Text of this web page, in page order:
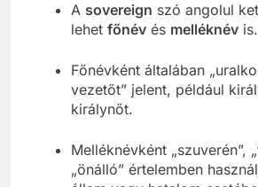
A sovereign szó angolul
lehet főnév és melléknév is.
Főnévként általában
vezetőt” jelent, például
királynőt.
Melléknévként „szuverén”,
„önálló” értelemben